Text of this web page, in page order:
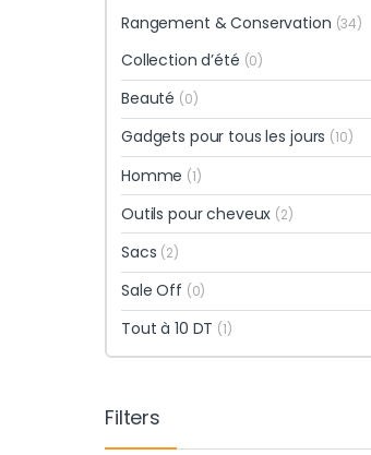
Rangement & Conservation (34)
Collection d’été (0)
Beauté (0)
Gadgets pour tous les jours (10)
Homme (1)
Outils pour cheveux (2)
Sacs (2)
Sale Off (0)
Tout à 10 DT (1)
Filters